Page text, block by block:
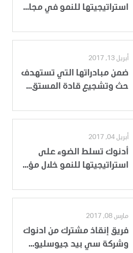
استراتيجيتها للنمو في مجا...
أبريل 13, 2017
ضمن مبادراتها التي تستهدف
حث وتشجيع قادة المستق...
أبريل 04, 2017
أدنوك تسلط الضوء على
استراتيجيتها للنمو خلال مؤ...
مارس 08, 2017
فريق إنقاذ مشترك من ادنوك
وشركة سي بيد جيوسليو...